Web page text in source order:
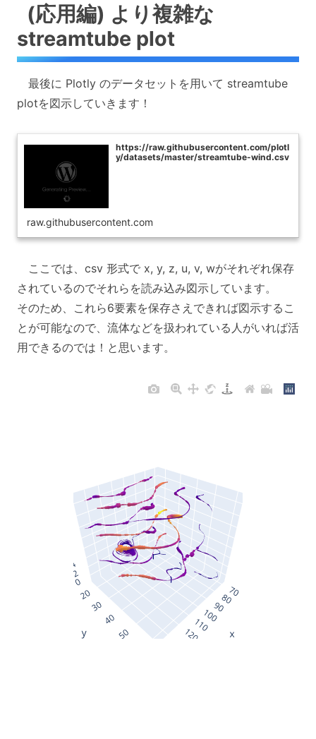
(応用編) より複雑な
streamtube plot
最後に Plotly のデータセットを用いて streamtube
plotを図示していきます！
https://raw.githubusercontent.com/plotl
y/datasets/master/streamtube-wind.csv
raw.githubusercontent.com
ここでは、csv 形式で x, y, z, u, v, wがそれぞれ保存
されているのでそれらを読み込み図示しています。
そのため、これら6要素を保存さえできれば図示するこ
とが可能なので、流体などを扱われている人がいれば活
用できるのでは！と思います。